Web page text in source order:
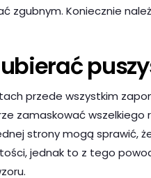
zgubnym. Koniecznie
przede wszystkim
zamaskować wszelkiego
strony mogą sprawić,
jednak to z tego